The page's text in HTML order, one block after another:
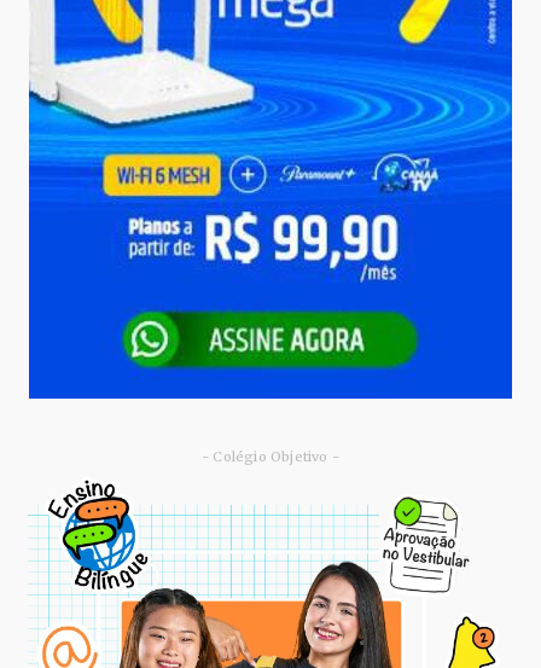
- Colégio Objetivo -